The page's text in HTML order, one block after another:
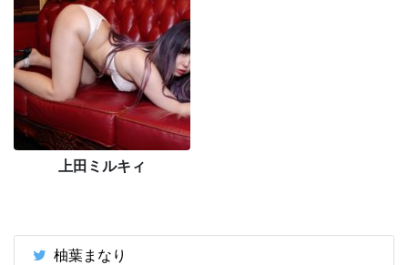
上田ミルキィ
柚葉まなり